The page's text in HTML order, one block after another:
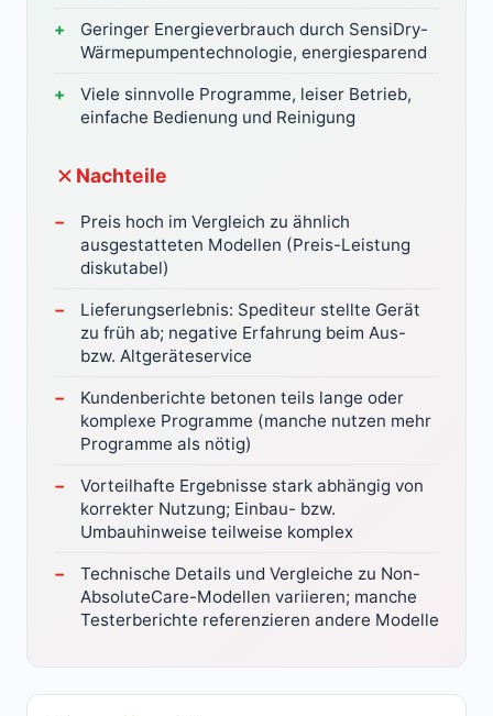
Geringer Energieverbrauch durch SensiDry-
Wärmepumpentechnologie, energiesparend
Viele sinnvolle Programme, leiser Betrieb,
einfache Bedienung und Reinigung
Nachteile
Preis hoch im Vergleich zu ähnlich
ausgestatteten Modellen (Preis-Leistung
diskutabel)
Lieferungserlebnis: Spediteur stellte Gerät
zu früh ab; negative Erfahrung beim Aus-
bzw. Altgeräteservice
Kundenberichte betonen teils lange oder
komplexe Programme (manche nutzen mehr
Programme als nötig)
Vorteilhafte Ergebnisse stark abhängig von
korrekter Nutzung; Einbau- bzw.
Umbauhinweise teilweise komplex
Technische Details und Vergleiche zu Non-
AbsoluteCare-Modellen variieren; manche
Testerberichte referenzieren andere Modelle